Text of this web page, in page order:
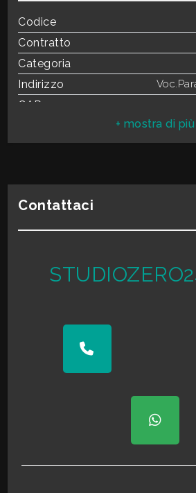
Codice
Contratto
Categoria
Indirizzo
CAP
Totale mq
Tipo terreno
Contattaci
Totale
mq
Qualsiasi